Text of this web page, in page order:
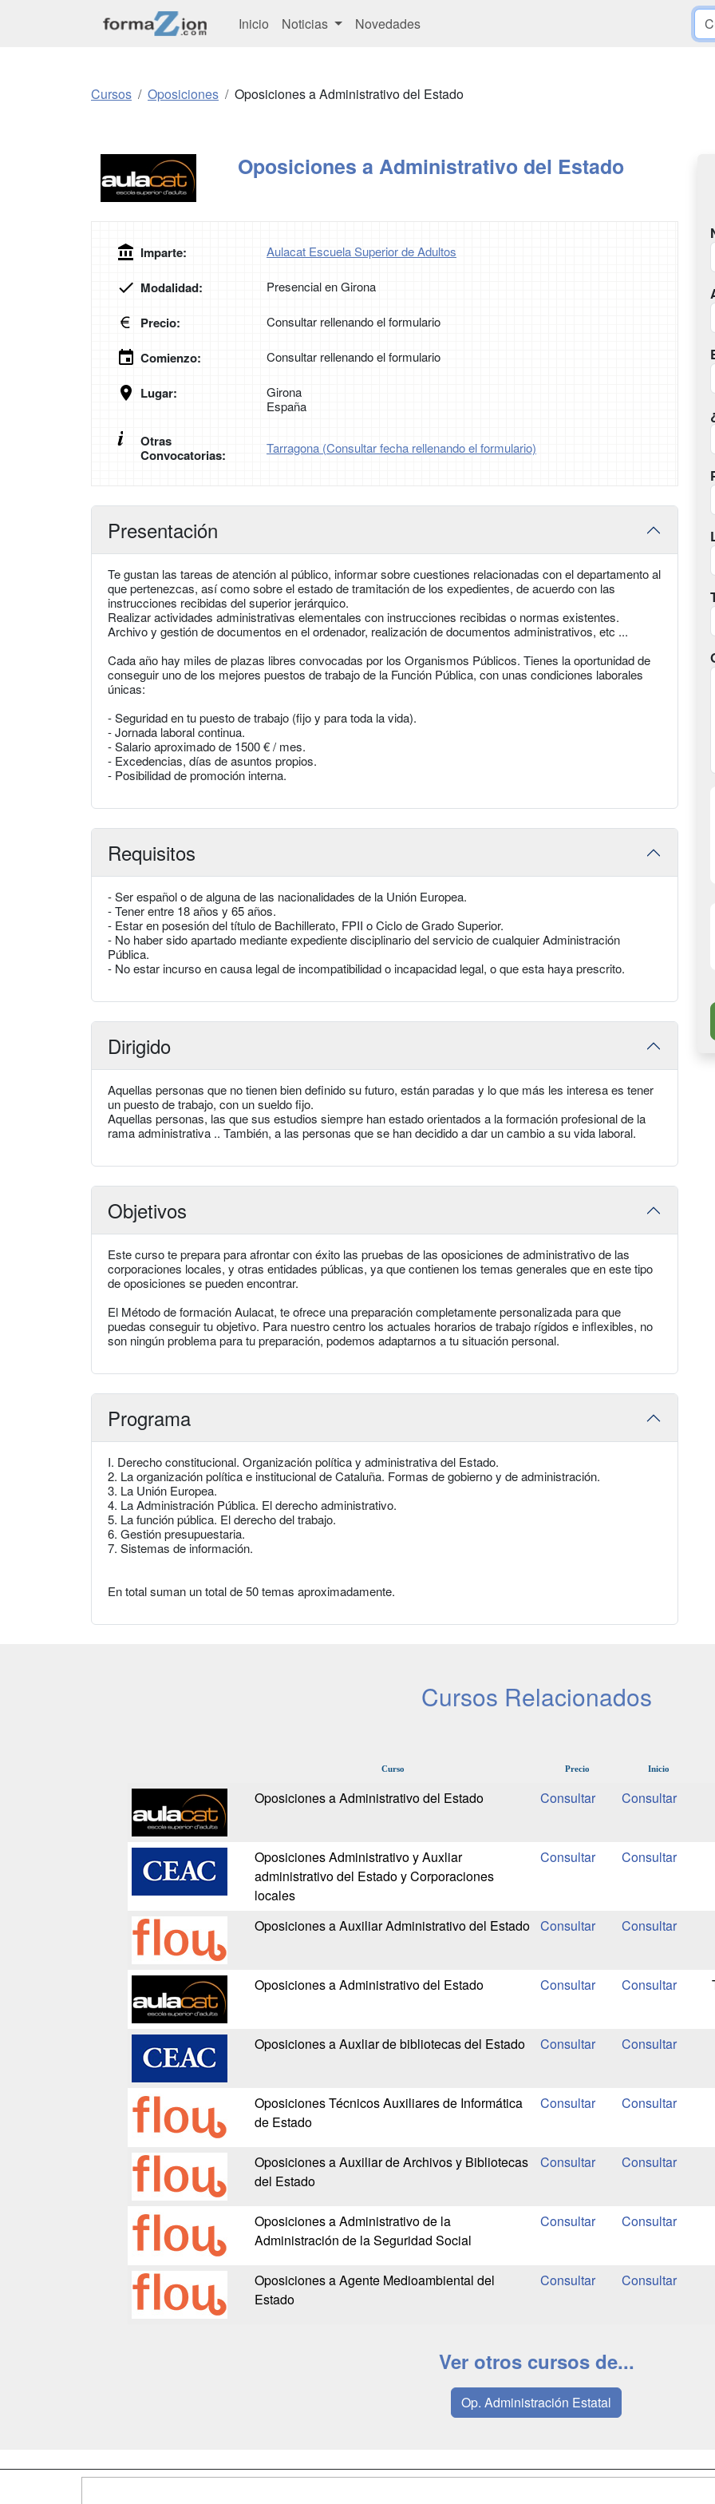
Inicio Noticias Novedades
Cursos Oposiciones Oposiciones a Administrativo del Estado
Oposiciones a Administrativo del Estado
Imparte: Aulacat Escuela Superior de Adultos
Modalidad: Presencial en Girona
Precio: Consultar rellenando el formulario
Comienzo: Consultar rellenando el formulario
Lugar:
Girona
España
Otras
Convocatorias:
Tarragona (Consultar fecha rellenando el formulario)
Presentación
Te gustan las tareas de atención al público, informar sobre cuestiones relacionadas con el departamento al
que pertenezcas, así como sobre el estado de tramitación de los expedientes, de acuerdo con las
instrucciones recibidas del superior jerárquico.
Realizar actividades administrativas elementales con instrucciones recibidas o normas existentes.
Archivo y gestión de documentos en el ordenador, realización de documentos administrativos, etc ...
Cada año hay miles de plazas libres convocadas por los Organismos Públicos. Tienes la oportunidad de
conseguir uno de los mejores puestos de trabajo de la Función Pública, con unas condiciones laborales
únicas:
- Seguridad en tu puesto de trabajo (fijo y para toda la vida).
- Jornada laboral continua.
- Salario aproximado de 1500 € / mes.
- Excedencias, días de asuntos propios.
- Posibilidad de promoción interna.
Requisitos
- Ser español o de alguna de las nacionalidades de la Unión Europea.
- Tener entre 18 años y 65 años.
- Estar en posesión del título de Bachillerato, FPII o Ciclo de Grado Superior.
- No haber sido apartado mediante expediente disciplinario del servicio de cualquier Administración
Pública.
- No estar incurso en causa legal de incompatibilidad o incapacidad legal, o que esta haya prescrito.
Dirigido
Aquellas personas que no tienen bien definido su futuro, están paradas y lo que más les interesa es tener
un puesto de trabajo, con un sueldo fijo.
Aquellas personas, las que sus estudios siempre han estado orientados a la formación profesional de la
rama administrativa .. También, a las personas que se han decidido a dar un cambio a su vida laboral.
Objetivos
Este curso te prepara para afrontar con éxito las pruebas de las oposiciones de administrativo de las
corporaciones locales, y otras entidades públicas, ya que contienen los temas generales que en este tipo
de oposiciones se pueden encontrar.
El Método de formación Aulacat, te ofrece una preparación completamente personalizada para que
puedas conseguir tu objetivo. Para nuestro centro los actuales horarios de trabajo rígidos e inflexibles, no
son ningún problema para tu preparación, podemos adaptarnos a tu situación personal.
Programa
I. Derecho constitucional. Organización política y administrativa del Estado.
2. La organización política e institucional de Cataluña. Formas de gobierno y de administración.
3. La Unión Europea.
4. La Administración Pública. El derecho administrativo.
5. La función pública. El derecho del trabajo.
6. Gestión presupuestaria.
7. Sistemas de información.
En total suman un total de 50 temas aproximadamente.
Cursos Relacionados
Curso Precio Inicio
Oposiciones a Administrativo del Estado
Oposiciones Administrativo y Auxliar
administrativo del Estado y Corporaciones
locales
Oposiciones a Auxiliar Administrativo del Estado
Oposiciones a Administrativo del Estado
Oposiciones a Auxliar de bibliotecas del Estado
Oposiciones Técnicos Auxiliares de Informática
de Estado
Oposiciones a Auxiliar de Archivos y Bibliotecas
del Estado
Oposiciones a Administrativo de la
Administración de la Seguridad Social
Oposiciones a Agente Medioambiental del
Estado
Ver otros cursos de...
Op. Administración Estatal